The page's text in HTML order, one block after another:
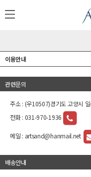
이용안내
관련문의
주소 : (우10507)경기도 고양시
전화 : 031-970-1936
메일 : artsand@hanmail.net
배송안내